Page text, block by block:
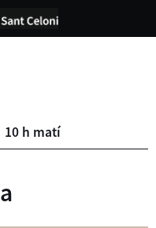
10 h matí